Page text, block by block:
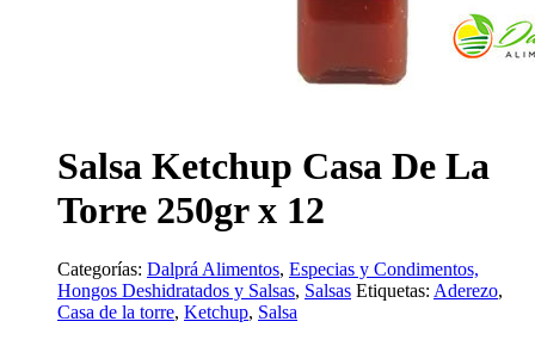
Salsa Ketchup Casa De La
Torre 250gr x 12
Categorías: Dalprá Alimentos, Especias y Condimentos,
Hongos Deshidratados y Salsas, Salsas Etiquetas: Aderezo,
Casa de la torre, Ketchup, Salsa